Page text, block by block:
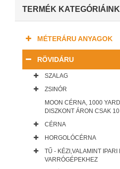
TERMÉK KATEGÓRIÁINK
MÉTERÁRU ANYAGOK
RÖVIDÁRU
SZALAG
ZSINÓR
MOON CÉRNA, 1000
DISZKONT ÁRON CSAK
CÉRNA
HORGOLÓCÉRNA
TŰ - KÉZI,VALAMINT IPARI
VARRÓGÉPEKHEZ